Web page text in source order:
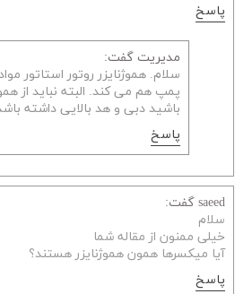
پاسخ
مدیریت گفت:
سلام. هموژنایزر روتور استاتور
پمپ هم می کند. البته نباید از
باشید دبی و هد بالایی داشته
پاسخ
saeed گفت:
سلام
خیلی ممنون از مقاله شما
آیا میکسرها همون هموژنایزر هستند؟
پاسخ